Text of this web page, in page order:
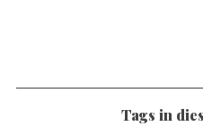
Tags in